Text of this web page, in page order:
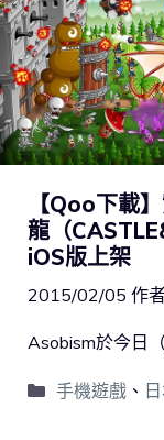
【Qoo下載
龍（
iOS版上架
2015/02/05 作
Asobism於今日
手機遊戲、